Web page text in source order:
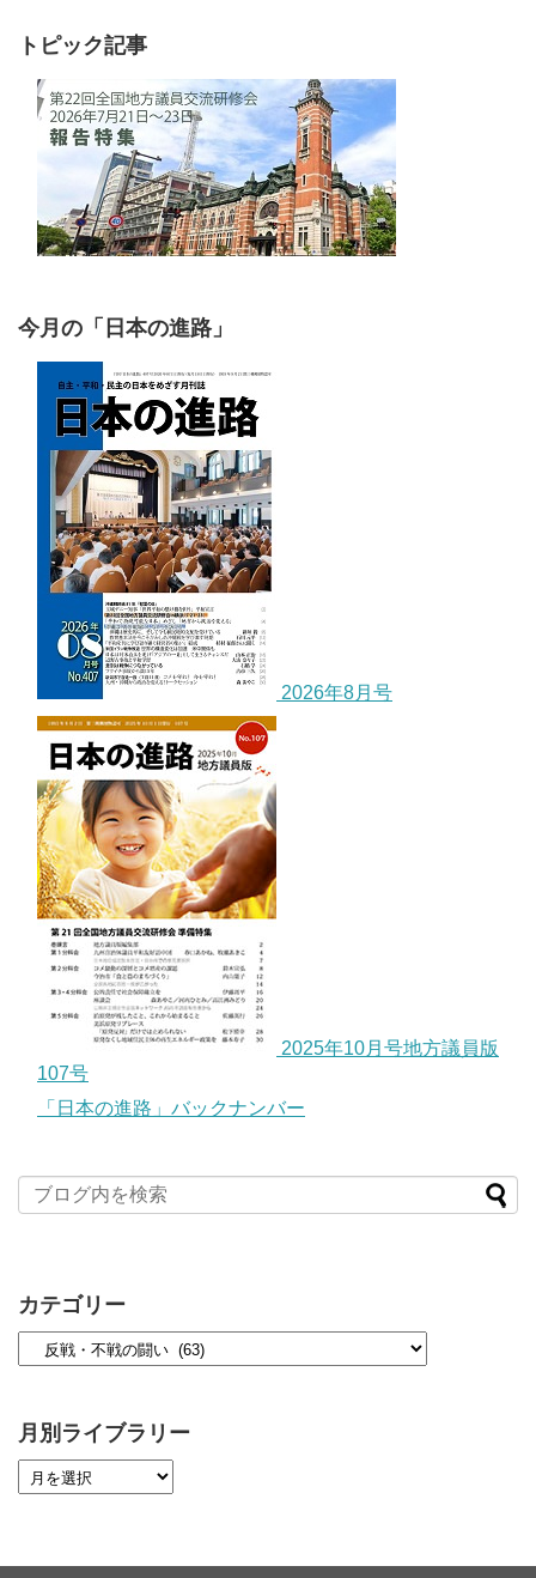
トピック記事
今月の「日本の進路」
2026年8月号
2025年10月号地方議員版
107号
「日本の進路」バックナンバー
カテゴリー
月別ライブラリー